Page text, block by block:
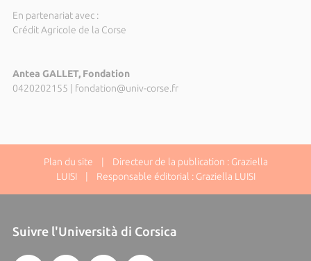
En partenariat avec :
Crédit Agricole de la Corse
Antea GALLET, Fondation
0420202155 | fondation@univ-corse.fr
Plan du site | Directeur de la publication : Graziella
LUISI | Responsable éditorial : Graziella LUISI
Suivre l'Università di Corsica